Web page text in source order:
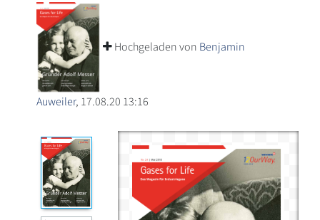
Hochgeladen von Benjamin
Auweiler, 17.08.20 13:16